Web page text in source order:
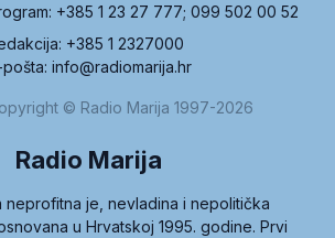
+385 1 23 27 777; 099 502 00 52
+385 1 2327000
info@radiomarija.hr
© Radio Marija 1997-2026
Radio Marija
neprofitna je, nevladina i nepolitička
u Hrvatskoj 1995. godine. Prvi